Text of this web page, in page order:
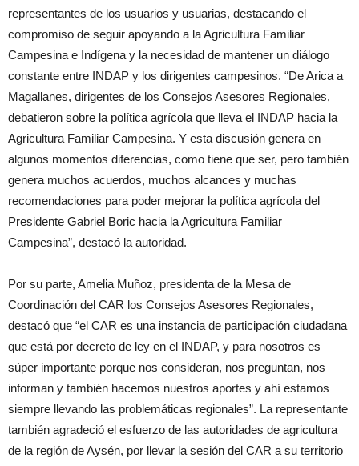
representantes de los usuarios y usuarias, destacando el
compromiso de seguir apoyando a la Agricultura Familiar
Campesina e Indígena y la necesidad de mantener un diálogo
constante entre INDAP y los dirigentes campesinos. “De Arica a
Magallanes, dirigentes de los Consejos Asesores Regionales,
debatieron sobre la política agrícola que lleva el INDAP hacia la
Agricultura Familiar Campesina. Y esta discusión genera en
algunos momentos diferencias, como tiene que ser, pero también
genera muchos acuerdos, muchos alcances y muchas
recomendaciones para poder mejorar la política agrícola del
Presidente Gabriel Boric hacia la Agricultura Familiar
Campesina”, destacó la autoridad.
Por su parte, Amelia Muñoz, presidenta de la Mesa de
Coordinación del CAR los Consejos Asesores Regionales,
destacó que “el CAR es una instancia de participación ciudadana
que está por decreto de ley en el INDAP, y para nosotros es
súper importante porque nos consideran, nos preguntan, nos
informan y también hacemos nuestros aportes y ahí estamos
siempre llevando las problemáticas regionales”. La representante
también agradeció el esfuerzo de las autoridades de agricultura
de la región de Aysén, por llevar la sesión del CAR a su territorio